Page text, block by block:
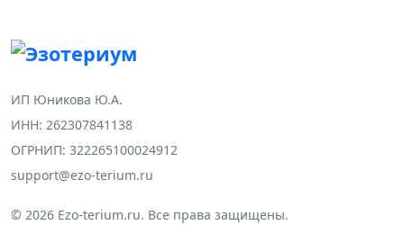
ИП Юникова Ю.А.
ИНН: 262307841138
ОГРНИП: 322265100024912
support@ezo-terium.ru
© 2026 Ezo-terium.ru. Все права защищены.